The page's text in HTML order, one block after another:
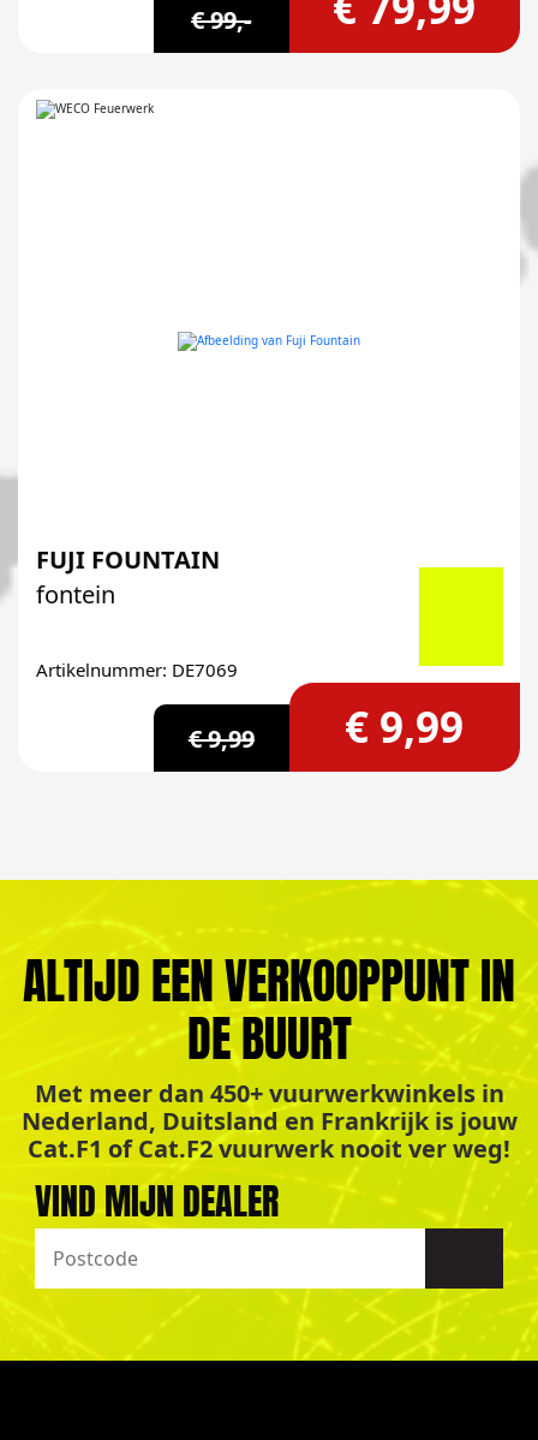
€ 99,-
FUJI FOUNTAIN
fontein
Artikelnummer: DE7069
€ 9,99 € 9,99
ALTIJD EEN VERKOOPPUNT IN
DE BUURT
Met meer dan 450+ vuurwerkwinkels in
Nederland, Duitsland en Frankrijk is jouw
Cat.F1 of Cat.F2 vuurwerk nooit ver weg!
VIND MIJN DEALER